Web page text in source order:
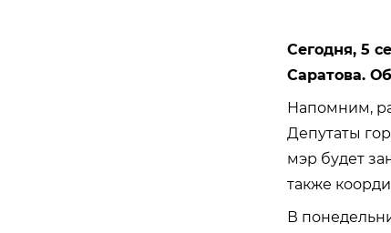
Сегодня, 5
Саратова.
Напомним,
Депутаты
мэр будет
также
В